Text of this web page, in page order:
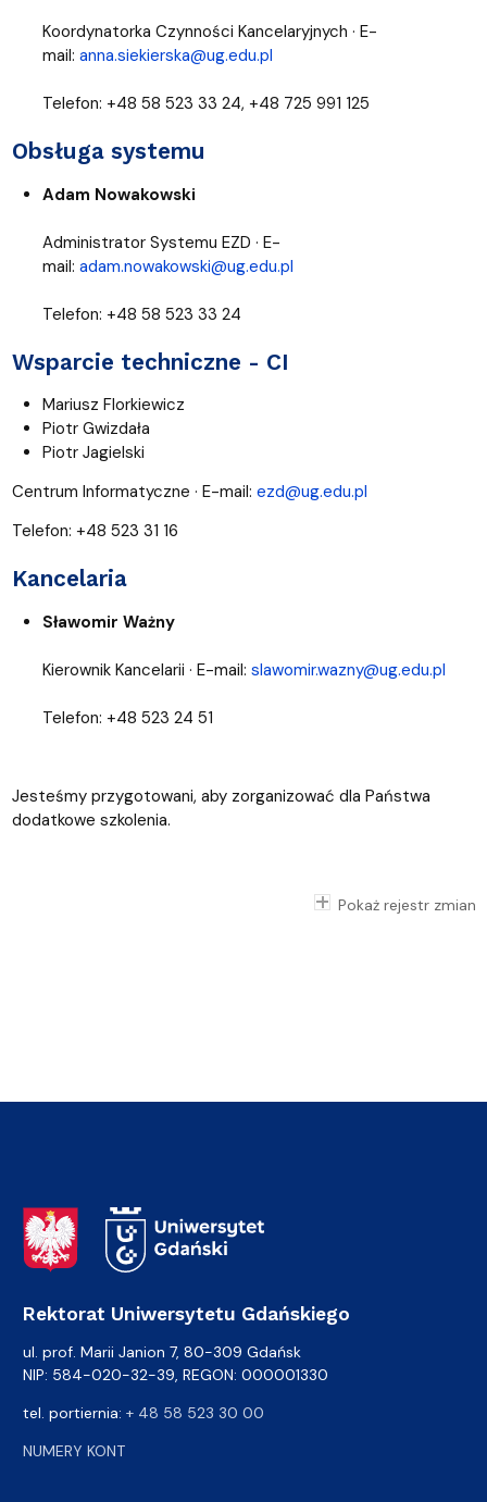
Koordynatorka Czynności Kancelaryjnych · E-
mail: anna.siekierska@ug.edu.pl
Telefon: +48 58 523 33 24, +48 725 991 125
Obsługa systemu
Adam Nowakowski
Administrator Systemu EZD · E-
mail: adam.nowakowski@ug.edu.pl
Telefon: +48 58 523 33 24
Wsparcie techniczne - CI
Mariusz Florkiewicz
Piotr Gwizdała
Piotr Jagielski
Centrum Informatyczne · E-mail: ezd@ug.edu.pl
Telefon: +48 523 31 16
Kancelaria
Sławomir Ważny
Kierownik Kancelarii · E-mail: slawomir.wazny@ug.edu.pl
Telefon: +48 523 24 51
Jesteśmy przygotowani, aby zorganizować dla Państwa
dodatkowe szkolenia.
Pokaż rejestr zmian
Adres Rektoratu
Rektorat Uniwersytetu Gdańskiego
ul. prof. Marii Janion 7, 80-309 Gdańsk
NIP: 584-020-32-39, REGON: 000001330
tel. portiernia: + 48 58 523 30 00
NUMERY KONT